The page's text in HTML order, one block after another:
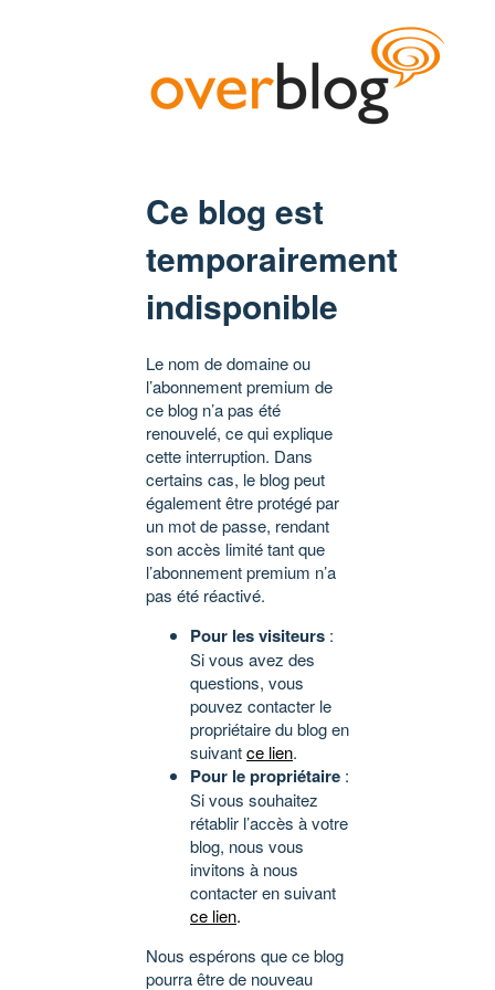
Ce blog est
temporairement
indisponible
Le nom de domaine ou
l’abonnement premium de
ce blog n’a pas été
renouvelé, ce qui explique
cette interruption. Dans
certains cas, le blog peut
également être protégé par
un mot de passe, rendant
son accès limité tant que
l’abonnement premium n’a
pas été réactivé.
Pour les visiteurs :
Si vous avez des
questions, vous
pouvez contacter le
propriétaire du blog en
suivantce lien.
Pour le propriétaire :
Si vous souhaitez
rétablir l’accès à votre
blog, nous vous
invitons à nous
contacter en suivant
ce lien.
Nous espérons que ce blog
pourra être de nouveau